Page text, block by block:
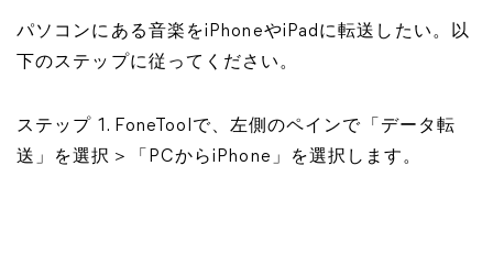
パソコンにある音楽をiPhoneやiPadに転送したい。以
下のステップに従ってください。
ステップ 1. FoneToolで、左側のペインで「データ転
送」を選択＞「PCからiPhone」を選択します。